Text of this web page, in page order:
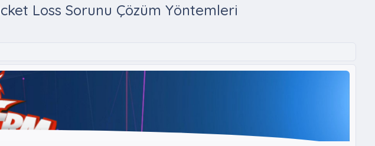
Loss Sorunu Çözüm Yöntemleri